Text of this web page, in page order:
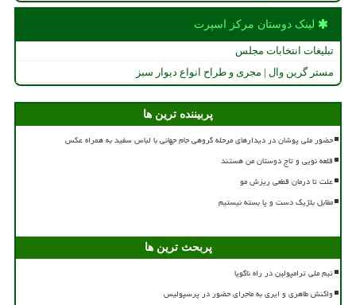
لینک دوستان مركز اسپرت
تبلیغات انتخابات مجلس
مستر گرین وال | مجری و طراح انواع دیوار سبز
پربیننده ترین ها
حضور ملی پوشان در دیدارهای مرحله گروهی جام جهانی با لباس سفید به همراه عکس
قلعه نویی و تاج دوستان من هستند
علت تا درمان قطعی ریزش مو
مقابل بلژیک دست و پا بسته نیستیم
پربحث ترین ها
تیم ملی ترامپولین در راه ناگویا
واکنش طاهری و ایری به ماجرای حضور در پرسپولیس